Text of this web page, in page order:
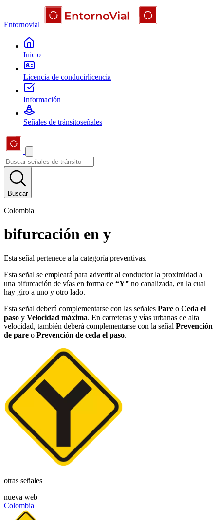
Entornovial
Inicio
Licencia de conducirlicencia
Información
Señales de tránsitoseñales
Buscar
Colombia
bifurcación en y
Esta señal pertenece a la categoría preventivas.
Esta señal se empleará para advertir al conductor la proximidad a
una bifurcación de vías en forma de “Y” no canalizada, en la cual
hay giro a uno y otro lado.
Esta señal deberá complementarse con las señales Pare o Ceda el
paso y Velocidad máxima. En carreteras y vías urbanas de alta
velocidad, también deberá complementarse con la señal Prevención
de pare o Prevención de ceda el paso.
otras señales
nueva web
Colombia